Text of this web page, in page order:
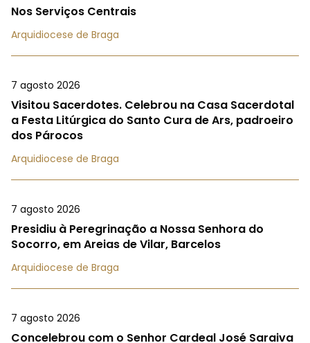
Nos Serviços Centrais
Arquidiocese de Braga
7 agosto 2026
Visitou Sacerdotes. Celebrou na Casa Sacerdotal
a Festa Litúrgica do Santo Cura de Ars, padroeiro
dos Párocos
Arquidiocese de Braga
7 agosto 2026
Presidiu à Peregrinação a Nossa Senhora do
Socorro, em Areias de Vilar, Barcelos
Arquidiocese de Braga
7 agosto 2026
Concelebrou com o Senhor Cardeal José Saraiva